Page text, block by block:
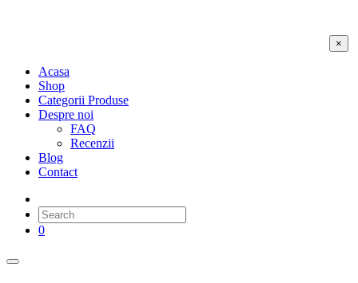
×
Acasa
Shop
Categorii Produse
Despre noi
FAQ
Recenzii
Blog
Contact
0